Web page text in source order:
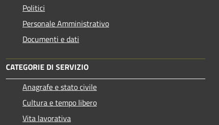
Politici
Personale Amministrativo
Documenti e dati
CATEGORIE DI SERVIZIO
Anagrafe e stato civile
Cultura e tempo libero
Vita lavorativa